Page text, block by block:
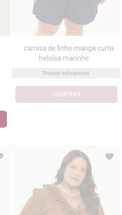
camisa de linho manga curta
heloísa marinho
Produto Indisponível
COMPRAR